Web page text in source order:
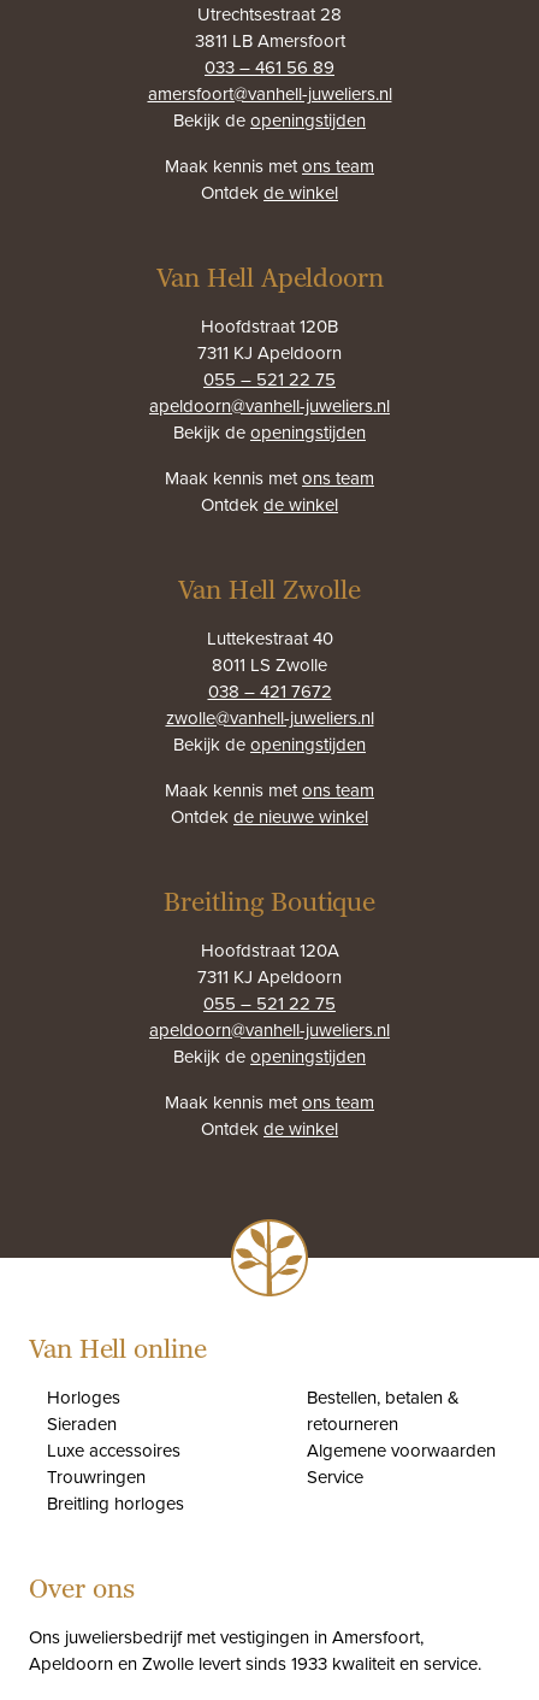
Utrechtsestraat 28
3811 LB Amersfoort
033 – 461 56 89
amersfoort@vanhell-juweliers.nl
Bekijk deopeningstijden
Maak kennis metons team
Ontdekde winkel
Van Hell Apeldoorn
Hoofdstraat 120B
7311 KJ Apeldoorn
055 – 521 22 75
apeldoorn@vanhell-juweliers.nl
Bekijk deopeningstijden
Maak kennis metons team
Ontdekde winkel
Van Hell Zwolle
Luttekestraat 40
8011 LS Zwolle
038 – 421 7672
zwolle@vanhell-juweliers.nl
Bekijk deopeningstijden
Maak kennis metons team
Ontdekde nieuwe winkel
Breitling Boutique
Hoofdstraat 120A
7311 KJ Apeldoorn
055 – 521 22 75
apeldoorn@vanhell-juweliers.nl
Bekijk deopeningstijden
Maak kennis metons team
Ontdekde winkel
Van Hell online
Horloges
Sieraden
Luxe accessoires
Trouwringen
Breitling horloges
Bestellen, betalen &
retourneren
Algemene voorwaarden
Service
Over ons
Ons juweliersbedrijf met vestigingen in Amersfoort,
Apeldoorn en Zwolle levert sinds 1933 kwaliteit en service.